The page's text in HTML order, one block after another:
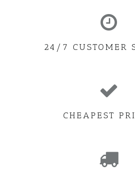
24/7 CUSTOMER
CHEAPEST